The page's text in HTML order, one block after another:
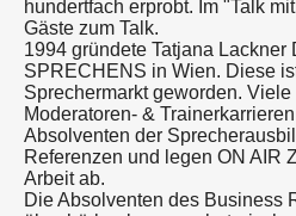
hundertfach erprobt. Im "Talk
Gäste zum Talk.
1994 gründete Tatjana Lackner
SPRECHENS in Wien. Diese
Sprechermarkt geworden. Viele
Moderatoren- &
Absolventen der
Referenzen und legen ON AIR
Arbeit ab.
Die Absolventen des Business